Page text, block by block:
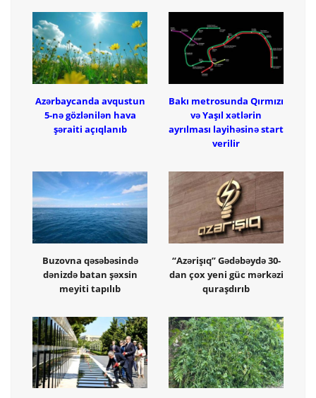
Azərbaycanda avqustun
5-nə gözlənilən hava
şəraiti açıqlanıb
Bakı metrosunda Qırmızı
və Yaşıl xətlərin
ayrılması layihəsinə start
verilir
Buzovna qəsəbəsində
dənizdə batan şəxsin
meyiti tapılıb
“Azərişıq” Gədəbəydə 30-
dan çox yeni güc mərkəzi
quraşdırıb